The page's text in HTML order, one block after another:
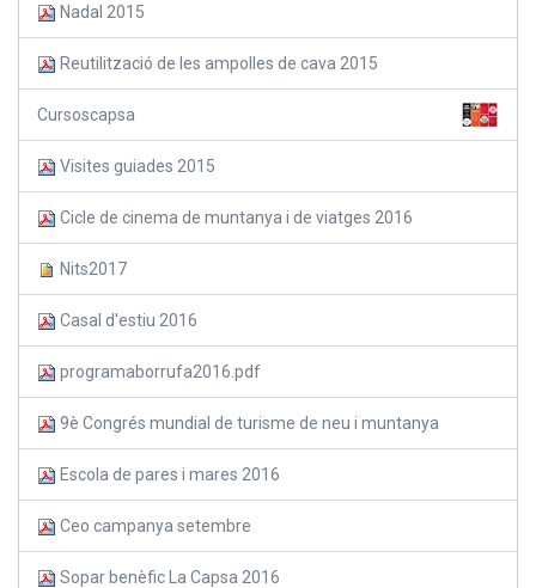
Nadal 2015
Reutilització de les ampolles de cava 2015
Cursoscapsa
Visites guiades 2015
Cicle de cinema de muntanya i de viatges 2016
Nits2017
Casal d'estiu 2016
programaborrufa2016.pdf
9è Congrés mundial de turisme de neu i muntanya
Escola de pares i mares 2016
Ceo campanya setembre
Sopar benèfic La Capsa 2016